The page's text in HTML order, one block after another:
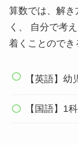
算数では、解
く、 自分で考
着くことのでき
【英語】
【国語】